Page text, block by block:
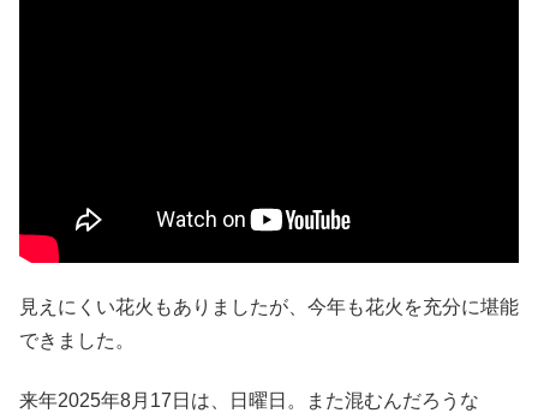
見えにくい花火もありましたが、今年も花火を充分に堪能
できました。
来年2025年8月17日は、日曜日。また混むんだろうな